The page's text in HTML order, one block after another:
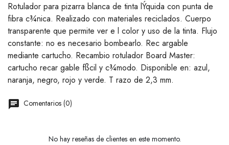
Rotulador para pizarra blanca de tinta lÝquida con punta de
fibra c¾nica. Realizado con materiales reciclados. Cuerpo
transparente que permite ver e l color y uso de la tinta. Flujo
constante: no es necesario bombearlo. Rec argable
mediante cartucho. Recambio rotulador Board Master:
cartucho recar gable fßcil y c¾modo. Disponible en: azul,
naranja, negro, rojo y verde. T razo de 2,3 mm.
Comentarios (0)
No hay reseñas de clientes en este momento.